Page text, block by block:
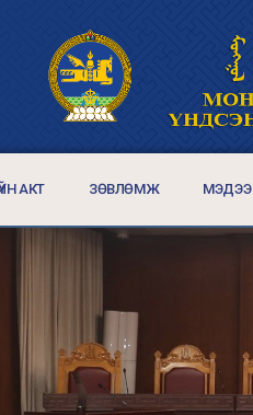
АКТ ЗӨВЛӨМЖ МЭДЭЭ